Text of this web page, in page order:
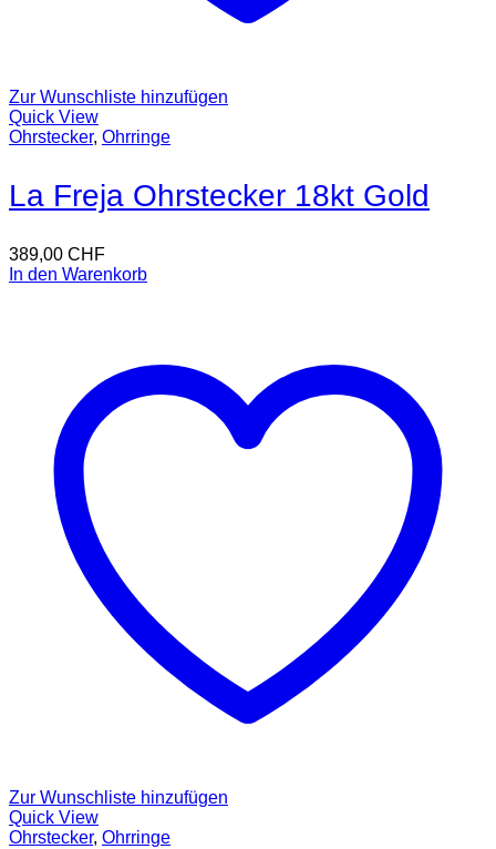
Zur Wunschliste hinzufügen
Quick View
Ohrstecker, Ohrringe
La Freja Ohrstecker 18kt Gold
389,00 CHF
In den Warenkorb
Zur Wunschliste hinzufügen
Quick View
Ohrstecker, Ohrringe